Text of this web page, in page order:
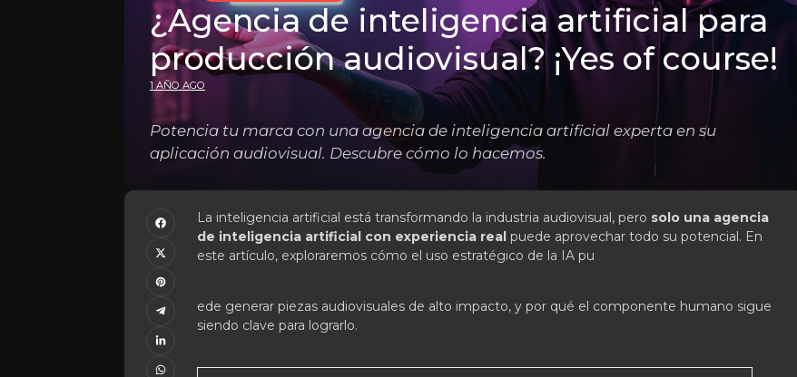
¿Agencia de inteligencia artificial para
producción audiovisual? ¡Yes of course!
1 AÑO AGO
Potencia tu marca con una agencia de inteligencia artificial experta en su
aplicación audiovisual. Descubre cómo lo hacemos.
La inteligencia artificial está transformando la industria audiovisual, pero solo una agencia
de inteligencia artificial con experiencia real puede aprovechar todo su potencial. En
este artículo, exploraremos cómo el uso estratégico de la IA pu
ede generar piezas audiovisuales de alto impacto, y por qué el componente humano sigue
siendo clave para lograrlo.